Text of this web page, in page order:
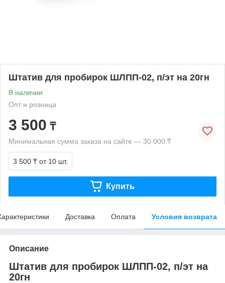
Штатив для пробирок ШЛПП-02, п/эт на 20гн
В наличии
Опт и розница
3 500 ₸
Минимальная сумма заказа на сайте — 30 000 ₸
3 500 ₸ от 10 шт.
Купить
Доставка Оплата Условия возврата
Описание
Штатив для пробирок ШЛПП-02, п/эт на
20гн